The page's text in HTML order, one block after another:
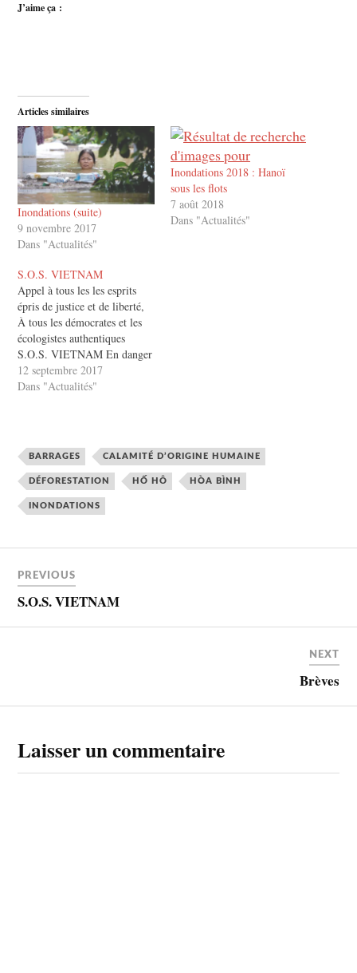
J’aime ça :
Articles similaires
Inondations (suite)
9 novembre 2017
Dans "Actualités"
Inondations 2018 : Hanoï
sous les flots
7 août 2018
Dans "Actualités"
S.O.S. VIETNAM
Appel à tous les les esprits
épris de justice et de liberté,
À tous les démocrates et les
écologistes authentiques
S.O.S. VIETNAM En danger
de génocide et d’annexion par
la Chine ! Une annexion du
communiste de Hanoi est
en…
12 septembre 2017
Dans "Actualités"
BARRAGES CALAMITÉ D’ORIGINE HUMAINE
DÉFORESTATION HỐ HÔ HÒA BÌNH
INONDATIONS
PREVIOUS
S.O.S. VIETNAM
NEXT
Brèves
Laisser un commentaire